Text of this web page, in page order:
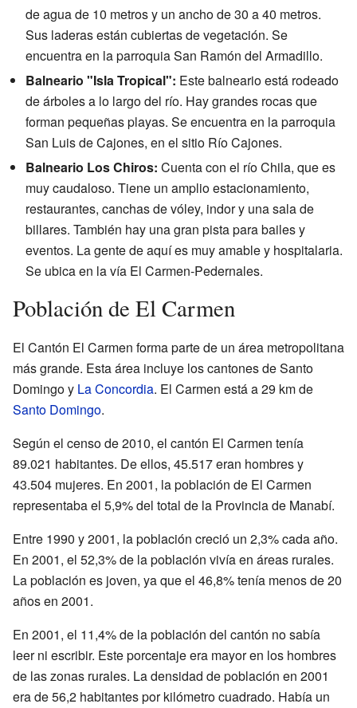
de agua de 10 metros y un ancho de 30 a 40 metros.
Sus laderas están cubiertas de vegetación. Se
encuentra en la parroquia San Ramón del Armadillo.
Balneario "Isla Tropical": Este balneario está rodeado
de árboles a lo largo del río. Hay grandes rocas que
forman pequeñas playas. Se encuentra en la parroquia
San Luis de Cajones, en el sitio Río Cajones.
Balneario Los Chiros: Cuenta con el río Chila, que es
muy caudaloso. Tiene un amplio estacionamiento,
restaurantes, canchas de vóley, indor y una sala de
billares. También hay una gran pista para bailes y
eventos. La gente de aquí es muy amable y hospitalaria.
Se ubica en la vía El Carmen-Pedernales.
Población de El Carmen
El Cantón El Carmen forma parte de un área metropolitana
más grande. Esta área incluye los cantones de Santo
Domingo y La Concordia. El Carmen está a 29 km de
Santo Domingo.
Según el censo de 2010, el cantón El Carmen tenía
89.021 habitantes. De ellos, 45.517 eran hombres y
43.504 mujeres. En 2001, la población de El Carmen
representaba el 5,9% del total de la Provincia de Manabí.
Entre 1990 y 2001, la población creció un 2,3% cada año.
En 2001, el 52,3% de la población vivía en áreas rurales.
La población es joven, ya que el 46,8% tenía menos de 20
años en 2001.
En 2001, el 11,4% de la población del cantón no sabía
leer ni escribir. Este porcentaje era mayor en los hombres
de las zonas rurales. La densidad de población en 2001
era de 56,2 habitantes por kilómetro cuadrado. Había un